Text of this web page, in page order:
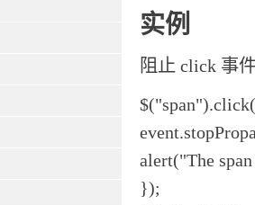
实例
阻止 click 事
alert("The
});